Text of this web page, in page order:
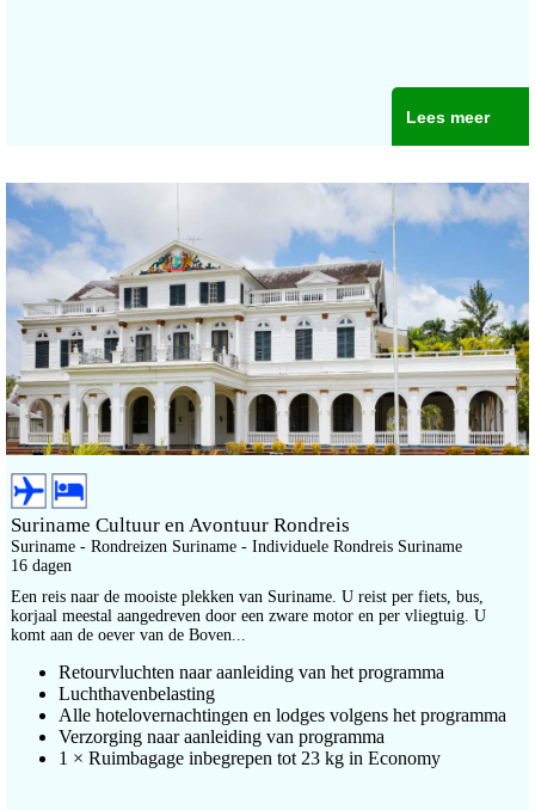
Lees meer
Suriname Cultuur en Avontuur Rondreis
Suriname - Rondreizen Suriname - Individuele Rondreis Suriname
16 dagen
Een reis naar de mooiste plekken van Suriname. U reist per fiets, bus,
korjaal meestal aangedreven door een zware motor en per vliegtuig. U
komt aan de oever van de Boven...
Retourvluchten naar aanleiding van het programma
Luchthavenbelasting
Alle hotelovernachtingen en lodges volgens het programma
Verzorging naar aanleiding van programma
1 × Ruimbagage inbegrepen tot 23 kg in Economy